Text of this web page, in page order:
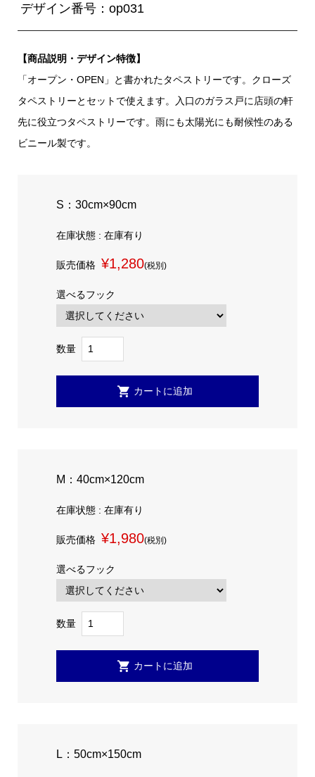
デザイン番号：op031
【商品説明・デザイン特徴】
「オープン・OPEN」と書かれたタペストリーです。クローズ
タペストリーとセットで使えます。入口のガラス戸に店頭の軒
先に役立つタペストリーです。雨にも太陽光にも耐候性のある
ビニール製です。
S：30cm×90cm
在庫状態 : 在庫有り
販売価格 ¥1,280(税別)
選べるフック
数量
M：40cm×120cm
在庫状態 : 在庫有り
販売価格 ¥1,980(税別)
選べるフック
数量
L：50cm×150cm